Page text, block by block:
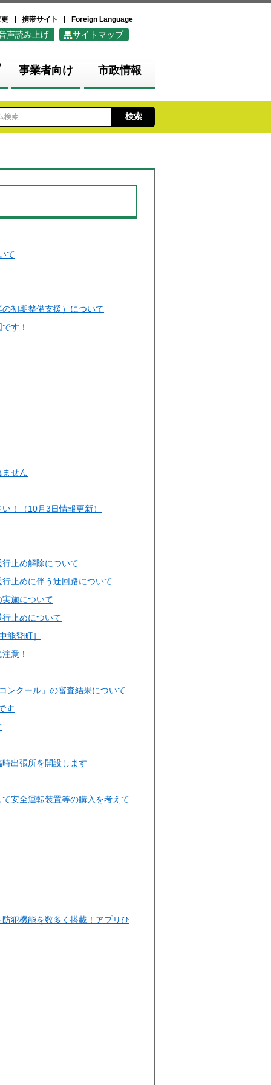
携帯サイト Foreign Language
声読み上げ サイトマップ
事業者向け 市政情報
て
初期整備支援）について
す！
せん
！（10月3日情報更新）
止め解除について
止めに伴う迂回路について
施について
止めについて
能登町］
意！
ンクール」の審査結果について
す
出張所を開設します
安全運転装置等の購入を考えて
犯機能を数多く搭載！アプリひ